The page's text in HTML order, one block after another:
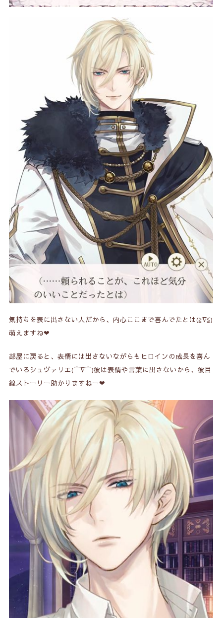
気持ちを表に出さない人だから、内心ここまで喜んでたとは(≧∇≦)
萌えますね❤
部屋に戻ると、表情には出さないながらもヒロインの成長を喜ん
でいるシュヴァリエ(⌒∇⌒)彼は表情や言葉に出さないから、彼目
線ストーリー助かりますねー❤